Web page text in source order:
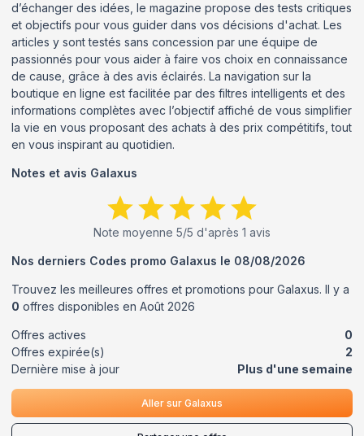
d’échanger des idées, le magazine propose des tests critiques
et objectifs pour vous guider dans vos décisions d'achat. Les
articles y sont testés sans concession par une équipe de
passionnés pour vous aider à faire vos choix en connaissance
de cause, grâce à des avis éclairés. La navigation sur la
boutique en ligne est facilitée par des filtres intelligents et des
informations complètes avec l’objectif affiché de vous simplifier
la vie en vous proposant des achats à des prix compétitifs, tout
en vous inspirant au quotidien.
Notes et avis Galaxus
Note moyenne 5/5 d'après 1 avis
Nos derniers Codes promo Galaxus le 08/08/2026
Trouvez les meilleures offres et promotions pour Galaxus. Il y a
0 offres disponibles en Août 2026
Offres actives
0
Offres expirée(s)
2
Dernière mise à jour
Plus d'une semaine
Aller sur Galaxus